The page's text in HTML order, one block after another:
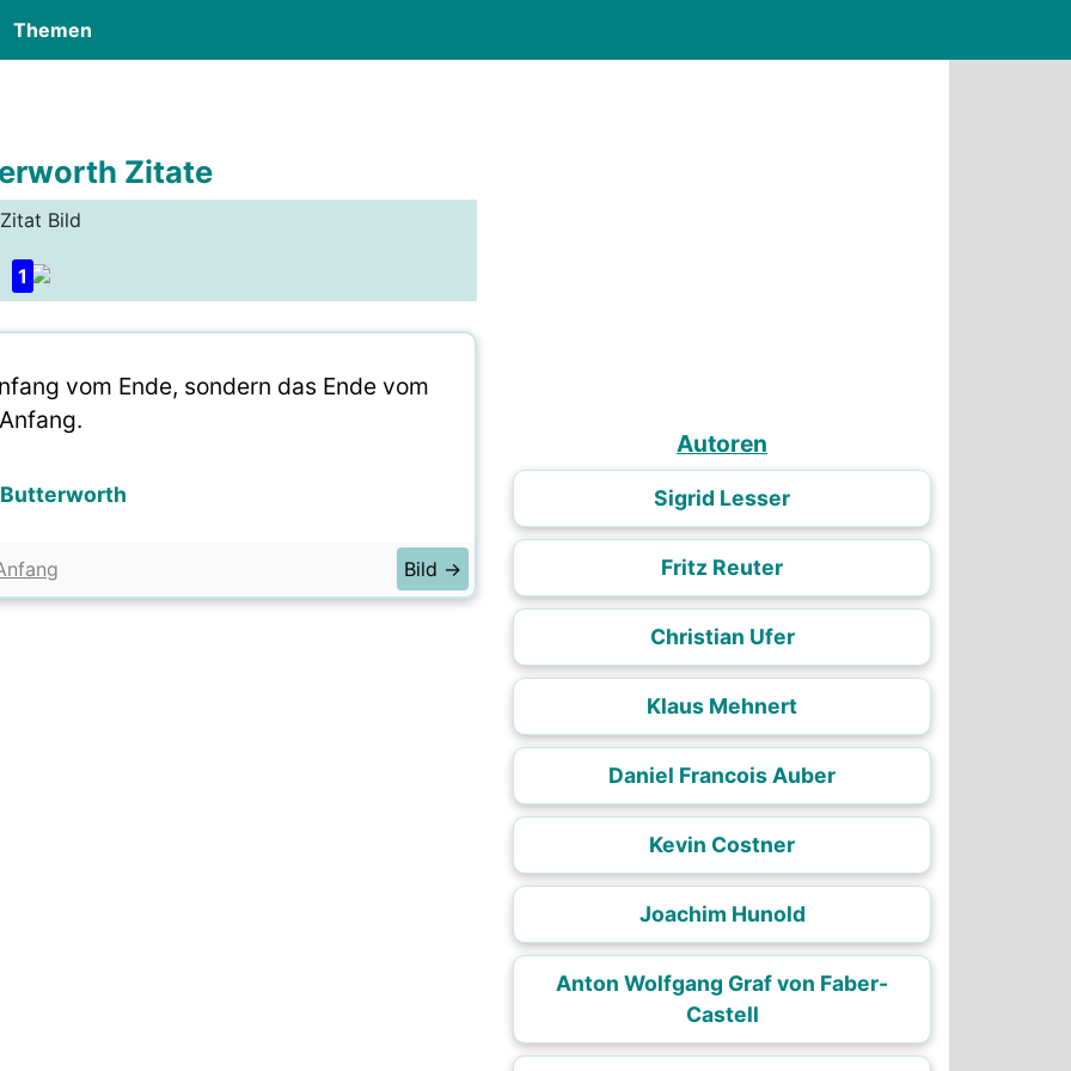
Themen
Zitate
Zitat Bild
1
vom Ende, sondern das Ende vom
Anfang.
Bild →
Autoren
Sigrid Lesser
Fritz Reuter
Christian Ufer
Klaus Mehnert
Daniel Francois Auber
Kevin Costner
Joachim Hunold
Anton Wolfgang Graf von Faber-
Castell